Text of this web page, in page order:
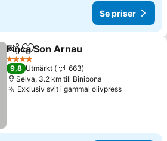
Se priser
Dela Lägg till i Mina Favoriter
Finca Son Arnau
4 Stjärnor
9,8 Utmärkt
663
Selva, 3.2 km till Binibona
Exklusiv svit i gammal olivpressSe priser